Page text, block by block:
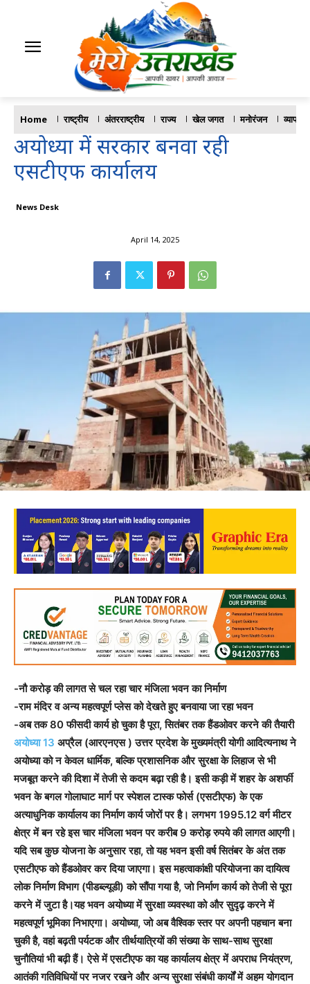
Home राष्ट्रीय अंतरराष्ट्रीय राज्य खेल जगत मनोरंजन व्यापार
अयोध्या में सरकार बनवा रही
एसटीएफ कार्यालय
News Desk
April 14, 2025
-नौ करोड़ की लागत से चल रहा चार मंजिला भवन का निर्माण
-राम मंदिर व अन्य महत्वपूर्ण प्लेस को देखते हुए बनवाया जा रहा भवन
-अब तक 80 फीसदी कार्य हो चुका है पूरा, सितंबर तक हैंडओवर करने की तैयारी
अयोध्या 13 अप्रैल (आरएनएस ) उत्तर प्रदेश के मुख्यमंत्री योगी आदित्यनाथ ने
अयोध्या को न केवल धार्मिक, बल्कि प्रशासनिक और सुरक्षा के लिहाज से भी
मजबूत करने की दिशा में तेजी से कदम बढ़ा रही है। इसी कड़ी में शहर के अशर्फी
भवन के बगल गोलाघाट मार्ग पर स्पेशल टास्क फोर्स (एसटीएफ) के एक
अत्याधुनिक कार्यालय का निर्माण कार्य जोरों पर है। लगभग 1995.12 वर्ग मीटर
क्षेत्र में बन रहे इस चार मंजिला भवन पर करीब 9 करोड़ रुपये की लागत आएगी।
यदि सब कुछ योजना के अनुसार रहा, तो यह भवन इसी वर्ष सितंबर के अंत तक
एसटीएफ को हैंडओवर कर दिया जाएगा। इस महत्वाकांक्षी परियोजना का दायित्व
लोक निर्माण विभाग (पीडब्ल्यूडी) को सौंपा गया है, जो निर्माण कार्य को तेजी से पूरा
करने में जुटा है।यह भवन अयोध्या में सुरक्षा व्यवस्था को और सुदृढ़ करने में
महत्वपूर्ण भूमिका निभाएगा। अयोध्या, जो अब वैश्विक स्तर पर अपनी पहचान बना
चुकी है, वहां बढ़ती पर्यटक और तीर्थयात्रियों की संख्या के साथ-साथ सुरक्षा
चुनौतियां भी बढ़ी हैं। ऐसे में एसटीएफ का यह कार्यालय क्षेत्र में अपराध नियंत्रण,
आतंकी गतिविधियों पर नजर रखने और अन्य सुरक्षा संबंधी कार्यों में अहम योगदान